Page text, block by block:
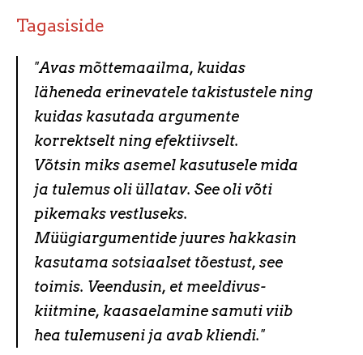
Tagasiside
"Avas mõttemaailma, kuidas
läheneda erinevatele takistustele ning
kuidas kasutada argumente
korrektselt ning efektiivselt.
Võtsin miks asemel kasutusele mida
ja tulemus oli üllatav. See oli võti
pikemaks vestluseks.
Müügiargumentide juures hakkasin
kasutama sotsiaalset tõestust, see
toimis. Veendusin, et meeldivus-
kiitmine, kaasaelamine samuti viib
hea tulemuseni ja avab kliendi."